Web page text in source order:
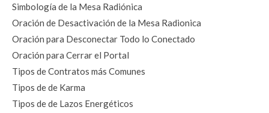
Simbología de la Mesa Radiónica
Oración de Desactivación de la Mesa Radionica
Oración para Desconectar Todo lo Conectado
Oración para Cerrar el Portal
Tipos de Contratos más Comunes
Tipos de de Karma
Tipos de de Lazos Energéticos